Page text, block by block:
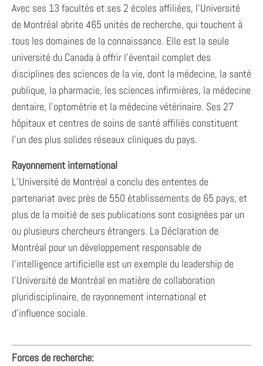
Avec ses 13 facultés et ses 2 écoles affiliées, l’Université
de Montréal abrite 465 unités de recherche, qui touchent à
tous les domaines de la connaissance. Elle est la seule
université du Canada à offrir l’éventail complet des
disciplines des sciences de la vie, dont la médecine, la santé
publique, la pharmacie, les sciences infirmières, la médecine
dentaire, l’optométrie et la médecine vétérinaire. Ses 27
hôpitaux et centres de soins de santé affiliés constituent
l’un des plus solides réseaux cliniques du pays.
Rayonnement international
L’Université de Montréal a conclu des ententes de
partenariat avec près de 550 établissements de 65 pays, et
plus de la moitié de ses publications sont cosignées par un
ou plusieurs chercheurs étrangers. La Déclaration de
Montréal pour un développement responsable de
l’intelligence artificielle est un exemple du leadership de
l’Université de Montréal en matière de collaboration
pluridisciplinaire, de rayonnement international et
d’influence sociale.
Forces de recherche: